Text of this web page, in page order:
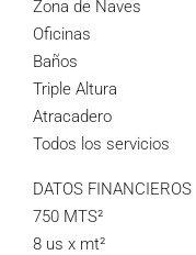
Zona de Naves
Oficinas
Baños
Triple Altura
Atracadero
Todos los servicios
DATOS FINANCIEROS
750 MTS²
8 us x mt²